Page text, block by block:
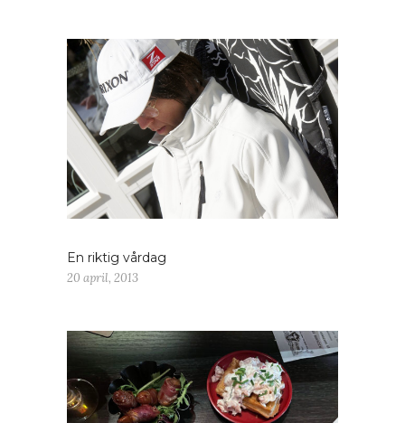
En riktig vårdag
20 april, 2013